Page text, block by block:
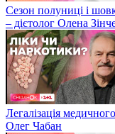
Сезон полуниці і
– дієтолог Олена
Легалізація
Олег Чабан